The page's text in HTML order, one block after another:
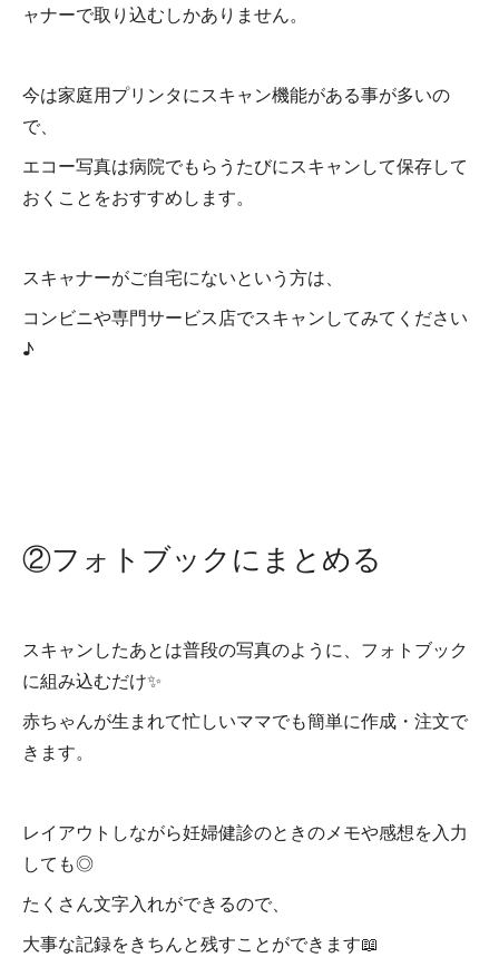
ャナーで取り込むしかありません。
今は家庭用プリンタにスキャン機能がある事が多いの
で、
エコー写真は病院でもらうたびにスキャンして保存して
おくことをおすすめします。
スキャナーがご自宅にないという方は、
コンビニや専門サービス店でスキャンしてみてください
♪
②フォトブックにまとめる
スキャンしたあとは普段の写真のように、フォトブック
に組み込むだけ✨
赤ちゃんが生まれて忙しいママでも簡単に作成・注文で
きます。
レイアウトしながら妊婦健診のときのメモや感想を入力
しても◎
たくさん文字入れができるので、
大事な記録をきちんと残すことができます📖